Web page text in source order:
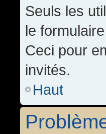
Seuls les
le
Ceci pour
invités.
Haut